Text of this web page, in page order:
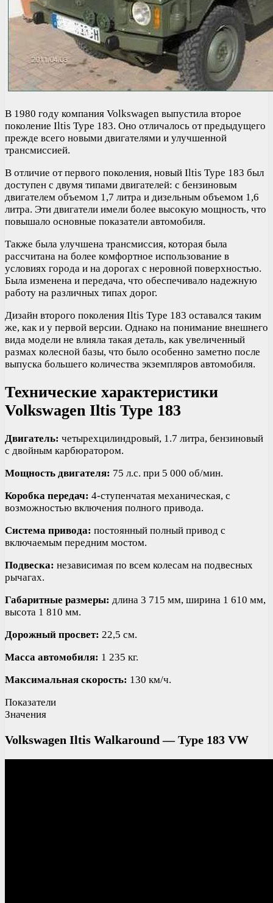
В 1980 году компания Volkswagen выпустила второе
поколение Iltis Type 183. Оно отличалось от предыдущего
прежде всего новыми двигателями и улучшенной
трансмиссией.
В отличие от первого поколения, новый Iltis Type 183 был
доступен с двумя типами двигателей: с бензиновым
двигателем объемом 1,7 литра и дизельным объемом 1,6
литра. Эти двигатели имели более высокую мощность, что
повышало основные показатели автомобиля.
Также была улучшена трансмиссия, которая была
рассчитана на более комфортное использование в
условиях города и на дорогах с неровной поверхностью.
Была изменена и передача, что обеспечивало надежную
работу на различных типах дорог.
Дизайн второго поколения Iltis Type 183 оставался таким
же, как и у первой версии. Однако на понимание внешнего
вида модели не влияла такая деталь, как увеличенный
размах колесной базы, что было особенно заметно после
выпуска большего количества экземпляров автомобиля.
Технические характеристики
Volkswagen Iltis Type 183
Двигатель: четырехцилиндровый, 1.7 литра, бензиновый
с двойным карбюратором.
Мощность двигателя: 75 л.с. при 5 000 об/мин.
Коробка передач: 4-ступенчатая механическая, с
возможностью включения полного привода.
Система привода: постоянный полный привод с
включаемым передним мостом.
Подвеска: независимая по всем колесам на подвесных
рычагах.
Габаритные размеры: длина 3 715 мм, ширина 1 610 мм,
высота 1 810 мм.
Дорожный просвет: 22,5 см.
Масса автомобиля: 1 235 кг.
Максимальная скорость: 130 км/ч.
Показатели
Значения
Volkswagen Iltis Walkaround — Type 183 VW